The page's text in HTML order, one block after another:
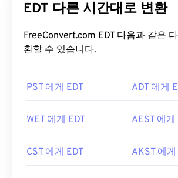
EDT 다른 시간대로 변환
FreeConvert.com EDT 다음과 같은
환할 수 있습니다.
PST 에게 EDT ADT 에게
WET 에게 EDT AEST 에게
CST 에게 EDT AKST 에게